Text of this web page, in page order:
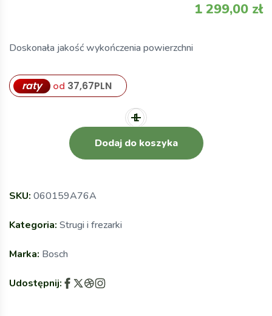
1 299,00 zł
Doskonała jakość wykończenia powierzchni
raty od 37,67PLN
Dodaj do koszyka
SKU: 060159A76A
Kategoria: Strugi i frezarki
Marka: Bosch
Udostępnij: